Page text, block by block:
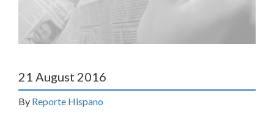
21 August 2016
By Reporte Hispano